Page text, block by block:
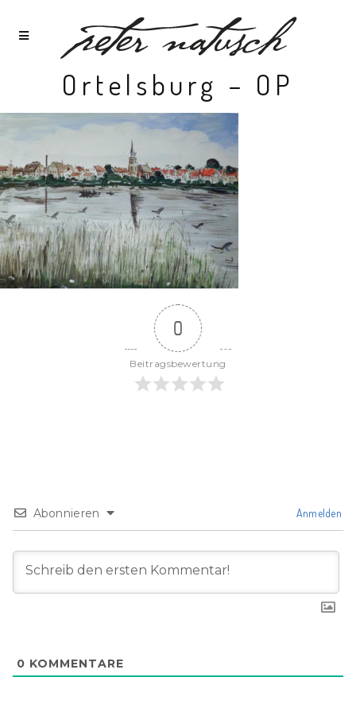
Ortelsburg – OP
0
Beitragsbewertung
Abonnieren Anmelden
0 KOMMENTARE